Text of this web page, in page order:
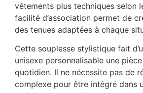
vêtements plus techniques selon
facilité d’association permet de
des tenues adaptées à chaque
Cette souplesse stylistique fait
unisexe personnalisable une
quotidien. Il ne nécessite pas de
complexe pour être intégré dans